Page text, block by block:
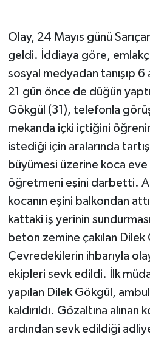
Olay, 24 Mayıs günü
geldi. İddiaya göre,
sosyal medyadan tanışıp 6
21 gün önce de düğün
Gökgül (31), telefonla
mekanda içki içtiğini
istediği için aralarında
büyümesi üzerine koca
öğretmeni eşini darbetti.
kocanın eşini balkondan
kattaki iş yerinin
beton zemine çakılan Dilek
Çevredekilerin ihbarıyla
ekipleri sevk edildi. İlk
yapılan Dilek Gökgül,
kaldırıldı. Gözaltına alınan
ardından sevk edildiği